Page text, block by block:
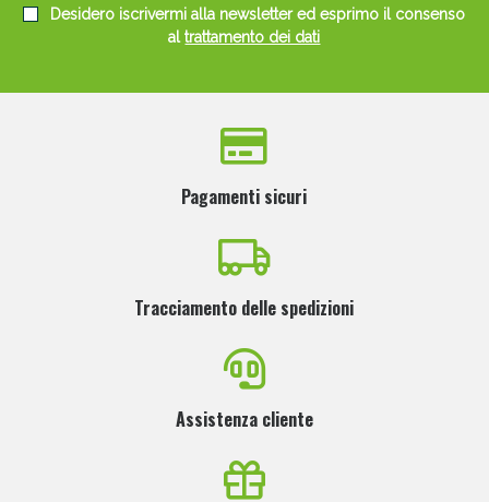
Desidero iscrivermi alla newsletter ed esprimo il consenso
altrattamento dei dati
Pagamenti sicuri
Tracciamento delle spedizioni
Assistenza cliente